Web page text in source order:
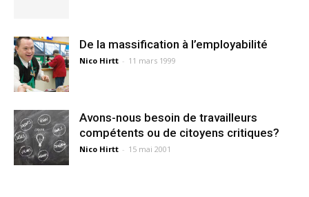
De la massification à l’employabilité
Nico Hirtt - 11 mars 1999
Avons-nous besoin de travailleurs
compétents ou de citoyens critiques?
Nico Hirtt - 15 mai 2001